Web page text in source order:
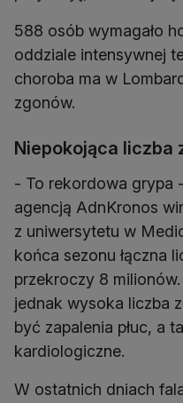
588 osób wymagało
oddziale intensywnej
choroba ma w
zgonów.
Niepokojąca liczba
- To rekordowa grypa
agencją AdnKronos
z uniwersytetu w
końca sezonu łączna
przekroczy 8
jednak wysoka liczba
być zapalenia płuc, a
kardiologiczne.
W ostatnich dniach